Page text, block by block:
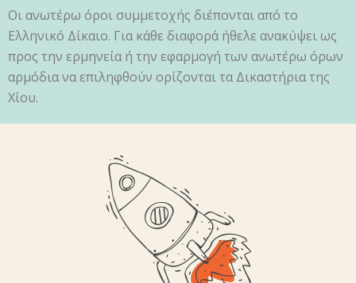
Οι ανωτέρω όροι συμμετοχής διέπονται από το
Ελληνικό Δίκαιο. Για κάθε διαφορά ήθελε ανακύψει ως
προς την ερμηνεία ή την εφαρμογή των ανωτέρω όρων
αρμόδια να επιληφθούν ορίζονται τα Δικαστήρια της
Χίου.